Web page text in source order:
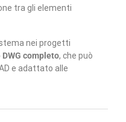
tra gli elementi
nei progetti
completo, che può
e adattato alle